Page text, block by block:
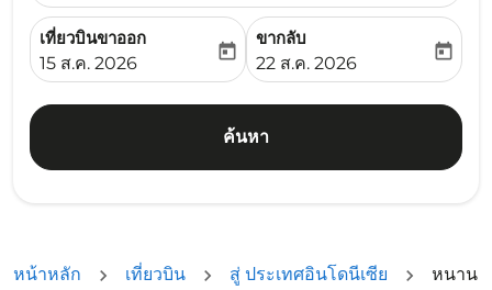
เที่ยวบินขาออก
fc-booking-departure-date-aria-label
15 ส.ค. 2026
today
ขากลับ
fc-booking-return-date-
22 ส.ค. 2026
today
ค้นหา
หน้าหลัก เที่ยวบิน สู่ ประเทศอินโดนีเซีย
หนาน